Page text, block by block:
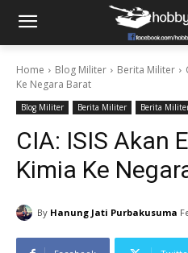
Home Blog Militer Berita Militer
Ke Negara Barat
Blog Militer Berita Militer Berita
CIA: ISIS Akan
Kimia Ke
By Hanung Jati Purbakusuma